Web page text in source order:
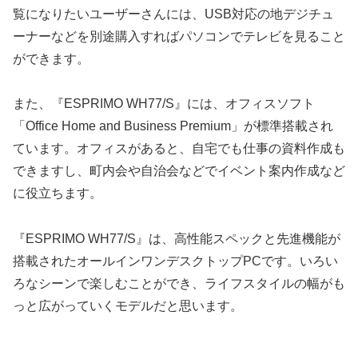
覧になりたいユーザーさんには、USB対応の地デジチュ
ーナーなどを別途購入すればパソコンでテレビを見ること
ができます。
また、『ESPRIMO WH77/S』には、オフィスソフト
「Office Home and Business Premium」が標準搭載され
ています。オフィスがあると、自宅でも仕事の資料作成も
できますし、町内会や自治会などでイベント案内作成など
に役立ちます。
『ESPRIMO WH77/S』は、高性能スペックと先進機能が
搭載されたオールインワンデスクトップPCです。いろい
ろなシーンで楽しむことができ、ライフスタイルの幅がも
っと広がっていくモデルだと思います。